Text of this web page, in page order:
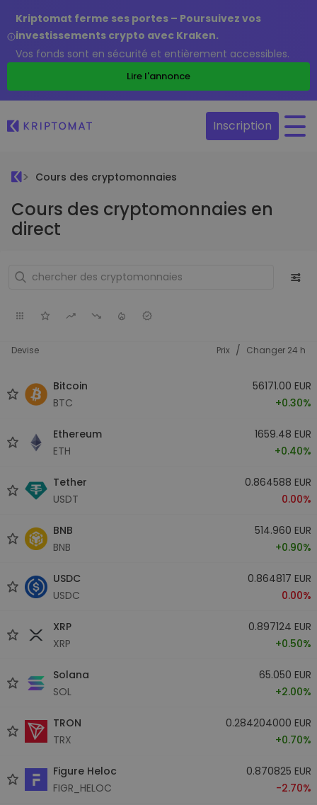
Kriptomat ferme ses portes – Poursuivez vos
investissements crypto avec Kraken.
Vos fonds sont en sécurité et entièrement accessibles.
Lire l'annonce
Inscription
Cours des cryptomonnaies
Cours des cryptomonnaies en
direct
Devise Prix / Changer 24 h
Bitcoin
BTC
56171.00 EUR
+0.30%
Ethereum
ETH
1659.48 EUR
+0.40%
Tether
USDT
0.864588 EUR
0.00%
BNB
BNB
514.960 EUR
+0.90%
USDC
USDC
0.864817 EUR
0.00%
XRP
XRP
0.897124 EUR
+0.50%
Solana
SOL
65.050 EUR
+2.00%
TRON
TRX
0.284204000 EUR
+0.70%
Figure Heloc
FIGR_HELOC
0.870825 EUR
-2.70%